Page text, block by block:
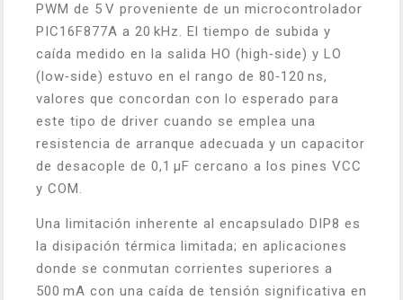
PWM de 5 V proveniente de un microcontrolador
PIC16F877A a 20 kHz. El tiempo de subida y
caída medido en la salida HO (high‑side) y LO
(low‑side) estuvo en el rango de 80‑120 ns,
valores que concordan con lo esperado para
este tipo de driver cuando se emplea una
resistencia de arranque adecuada y un capacitor
de desacople de 0,1 µF cercano a los pines VCC
y COM.
Una limitación inherente al encapsulado DIP8 es
la disipación térmica limitada; en aplicaciones
donde se conmutan corrientes superiores a
500 mA con una caída de tensión significativa en